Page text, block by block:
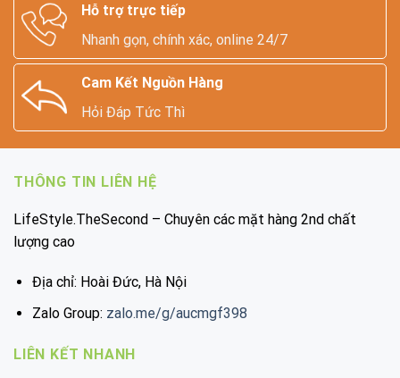
Hỗ trợ trực tiếp
Nhanh gọn, chính xác, online 24/7
Cam Kết Nguồn Hàng
Hỏi Đáp Tức Thì
THÔNG TIN LIÊN HỆ
LifeStyle.TheSecond – Chuyên các mặt hàng 2nd chất
lượng cao
Địa chỉ: Hoài Đức, Hà Nội
Zalo Group: zalo.me/g/aucmgf398
LIÊN KẾT NHANH